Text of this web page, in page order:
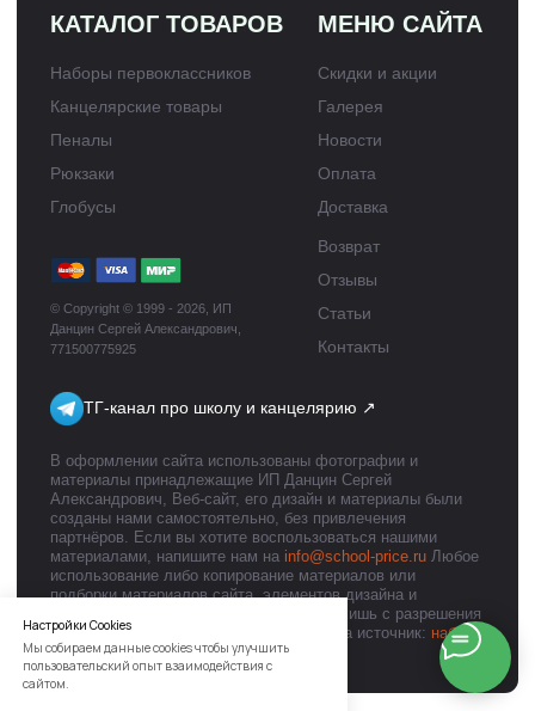
Настройки Cookies
Мы собираем данные cookies чтобы улучшить
пользовательский опыт взаимодействия с
сайтом.